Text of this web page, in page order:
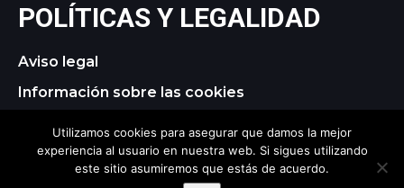
POLÍTICAS Y LEGALIDAD
Aviso legal
Información sobre las cookies
© 2021 tagDiv. All Rights Reserved. Made with Newspaper
Utilizamos cookies para asegurar que damos la mejor
experiencia al usuario en nuestra web. Si sigues utilizando
este sitio asumiremos que estás de acuerdo.